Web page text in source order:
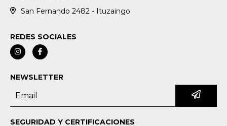
San Fernando 2482 - Ituzaingo
REDES SOCIALES
NEWSLETTER
SEGURIDAD Y CERTIFICACIONES